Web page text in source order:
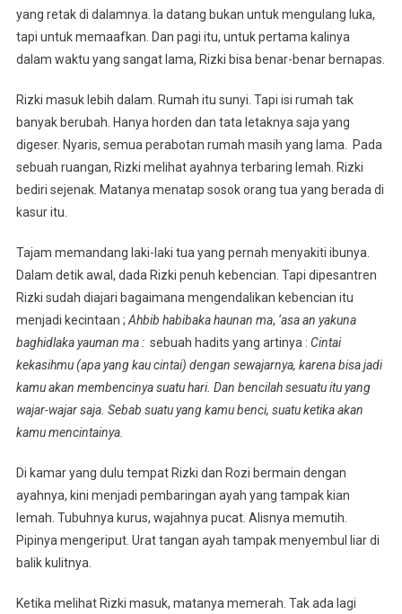
yang retak di dalamnya. Ia datang bukan untuk mengulang luka,
tapi untuk memaafkan. Dan pagi itu, untuk pertama kalinya
dalam waktu yang sangat lama, Rizki bisa benar-benar bernapas.
Rizki masuk lebih dalam. Rumah itu sunyi. Tapi isi rumah tak
banyak berubah. Hanya horden dan tata letaknya saja yang
digeser. Nyaris, semua perabotan rumah masih yang lama. Pada
sebuah ruangan, Rizki melihat ayahnya terbaring lemah. Rizki
bediri sejenak. Matanya menatap sosok orang tua yang berada di
kasur itu.
Tajam memandang laki-laki tua yang pernah menyakiti ibunya.
Dalam detik awal, dada Rizki penuh kebencian. Tapi dipesantren
Rizki sudah diajari bagaimana mengendalikan kebencian itu
menjadi kecintaan ; Ahbib habibaka haunan ma, ‘asa an yakuna
baghidlaka yauman ma : sebuah hadits yang artinya : Cintai
kekasihmu (apa yang kau cintai) dengan sewajarnya, karena bisa jadi
kamu akan membencinya suatu hari. Dan bencilah sesuatu itu yang
wajar-wajar saja. Sebab suatu yang kamu benci, suatu ketika akan
kamu mencintainya.
Di kamar yang dulu tempat Rizki dan Rozi bermain dengan
ayahnya, kini menjadi pembaringan ayah yang tampak kian
lemah. Tubuhnya kurus, wajahnya pucat. Alisnya memutih.
Pipinya mengeriput. Urat tangan ayah tampak menyembul liar di
balik kulitnya.
Ketika melihat Rizki masuk, matanya memerah. Tak ada lagi